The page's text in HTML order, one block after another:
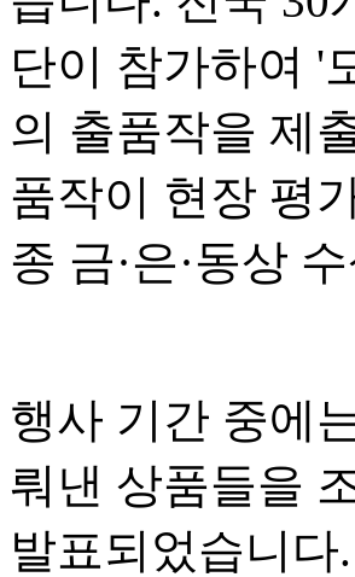
단이 참가하여 '
의 출품작을 제
품작이 현장 평
종 금·은·동상
행사 기간 중에
뤄낸 상품들을
발표되었습니